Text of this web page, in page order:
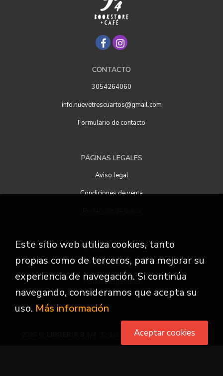
CONTACTO
3054264060
info.nuevetrescuartos@gmail.com
Formulario de contacto
PÁGINAS LEGALES
Aviso legal
Condiciones de venta
ATENCIÓN AL CLIENTE
Quiénes somos
Pedidos especiales
. Todos los Derechos Reservados
Este sitio web utiliza cookies, tanto
propias como de terceros, para mejorar su
experiencia de navegación. Si continúa
navegando, consideramos que acepta su
uso. Más información
Aceptar cookies